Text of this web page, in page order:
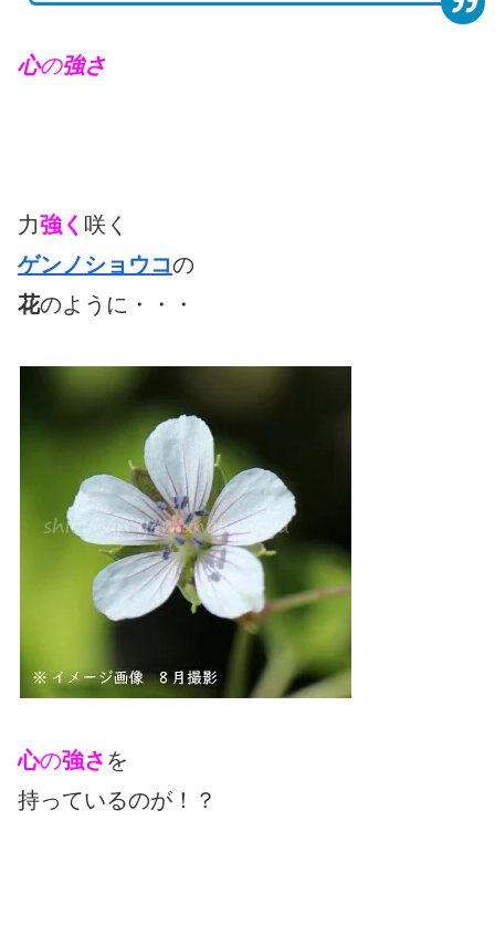
心の強さ
力強く 咲く
ゲンノショウコの
花のように・・・
心の強さ を
持っているのが！？